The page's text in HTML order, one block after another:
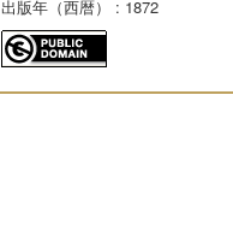
出版年（西暦）
: 1872